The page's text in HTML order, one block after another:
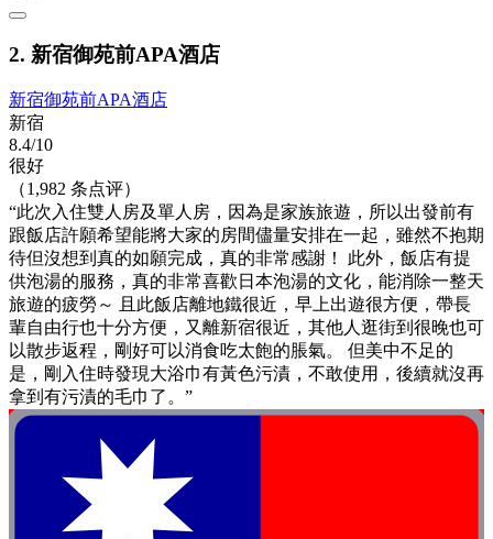
2. 新宿御苑前APA酒店
新宿御苑前APA酒店
新宿
8.4/10
很好
（1,982 条点评）
“此次入住雙人房及單人房，因為是家族旅遊，所以出發前有
跟飯店許願希望能將大家的房間儘量安排在一起，雖然不抱期
待但沒想到真的如願完成，真的非常感謝！ 此外，飯店有提
供泡湯的服務，真的非常喜歡日本泡湯的文化，能消除一整天
旅遊的疲勞～ 且此飯店離地鐵很近，早上出遊很方便，帶長
輩自由行也十分方便，又離新宿很近，其他人逛街到很晚也可
以散步返程，剛好可以消食吃太飽的脹氣。 但美中不足的
是，剛入住時發現大浴巾有黃色污漬，不敢使用，後續就沒再
拿到有污漬的毛巾了。”